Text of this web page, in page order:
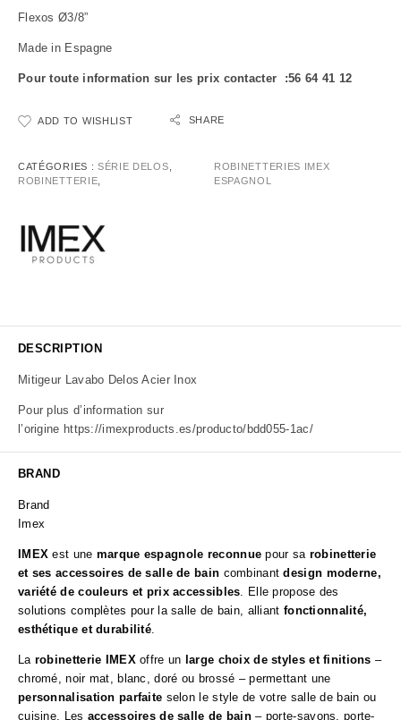
Flexos Ø3/8”
Made in Espagne
Pour toute information sur les prix contacter :56 64 41 12
ADD TO WISHLIST SHARE
CATÉGORIES : SÉRIE DELOS
ROBINETTERIE
ROBINETTERIES IMEX
ESPAGNOL
DESCRIPTION
Mitigeur Lavabo Delos Acier Inox
Pour plus d’information sur
l’origine https://imexproducts.es/producto/bdd055-1ac/
BRAND
Brand
Imex
IMEX est une marque espagnole reconnue pour sa robinetterie
et ses accessoires de salle de bain combinantdesign moderne,
variété de couleurs et prix accessibles. Elle propose des
solutions complètes pour la salle de bain, alliant fonctionnalité,
esthétique et durabilité.
La robinetterie IMEXoffre un large choix de styles et finitions –
chromé, noir mat, blanc, doré ou brossé – permettant une
personnalisation parfaite selon le style de votre salle de bain ou
cuisine. Les accessoires de salle de bain – porte-savons, porte-